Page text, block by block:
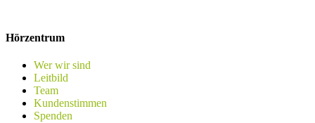
Hörzentrum
Wer wir sind
Leitbild
Team
Kundenstimmen
Spenden